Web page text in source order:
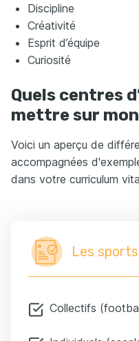
Discipline
Créativité
Esprit d’équipe
Curiosité
Quels centres
mettre sur mon
Voici un aperçu de
accompagnées
dans votre curriculum
Les sports
Collectifs